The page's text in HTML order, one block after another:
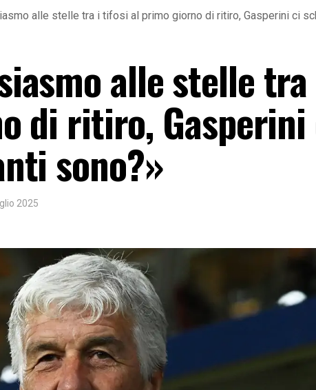
alle stelle tra i tifosi al primo giorno di ritiro, Gasperini ci
alle stelle
di ritiro, Gasperini
sono?»
2025